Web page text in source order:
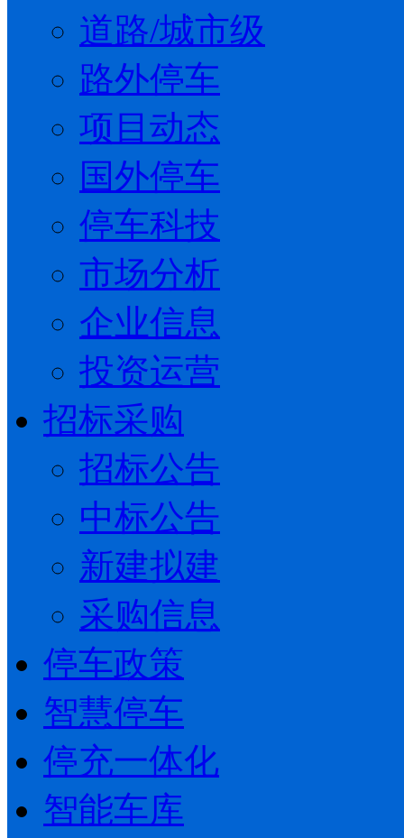
道路/城市级
路外停车
项目动态
国外停车
停车科技
市场分析
企业信息
投资运营
招标采购
招标公告
中标公告
新建拟建
采购信息
停车政策
智慧停车
停充一体化
智能车库